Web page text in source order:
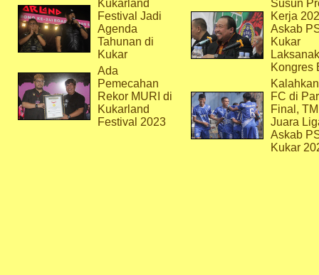
Kukarland
Festival Jadi
Agenda
Tahunan di
Kukar
Ada
Pemecahan
Rekor MURI di
Kukarland
Festival 2023
Susun
Kerja
Askab
Kukar
Kongres
FC di
Final,
Juara
Askab
Kukar